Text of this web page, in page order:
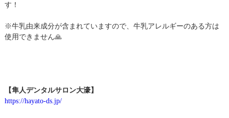
す！
※牛乳由来成分が含まれていますので、牛乳アレルギーのある方は
使用できません🙏
【隼人デンタルサロン大濠】
https://hayato-ds.jp/